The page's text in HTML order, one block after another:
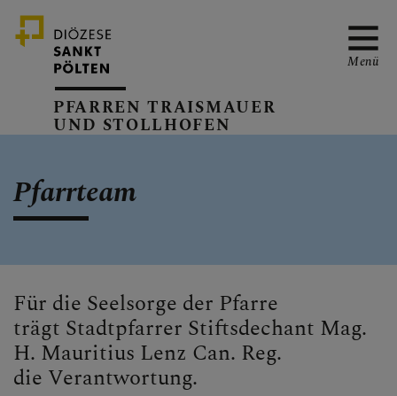
KALENDER
PFARRKIRCHEN
PFARRTEAM
PFARREN TRAISMAUER
UND STOLLHOFEN
Menü
Pfarrteam
Für die Seelsorge der Pfarre
trägt Stadtpfarrer Stiftsdechant Mag.
H. Mauritius Lenz Can. Reg.
die Verantwortung.